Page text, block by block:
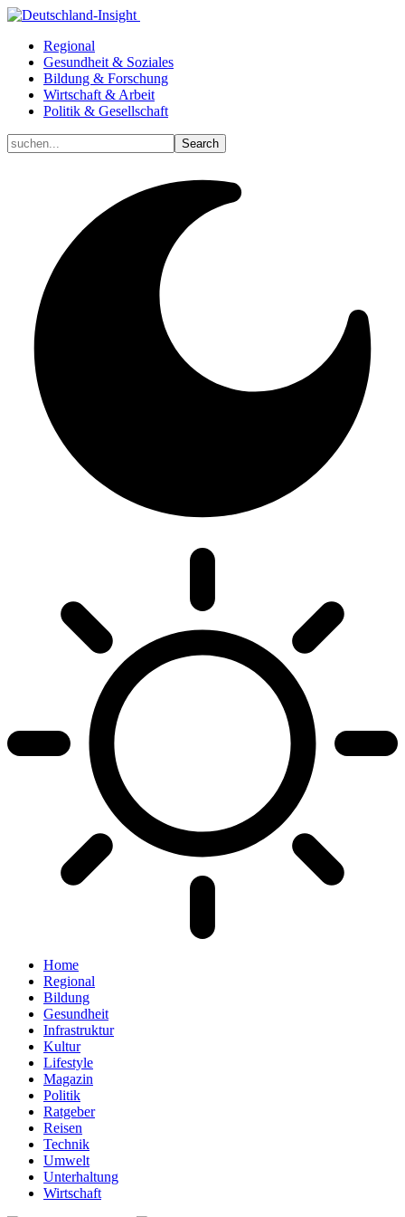
Regional
Gesundheit & Soziales
Bildung & Forschung
Wirtschaft & Arbeit
Politik & Gesellschaft
Home
Regional
Bildung
Gesundheit
Infrastruktur
Kultur
Lifestyle
Magazin
Politik
Ratgeber
Reisen
Technik
Umwelt
Unterhaltung
Wirtschaft